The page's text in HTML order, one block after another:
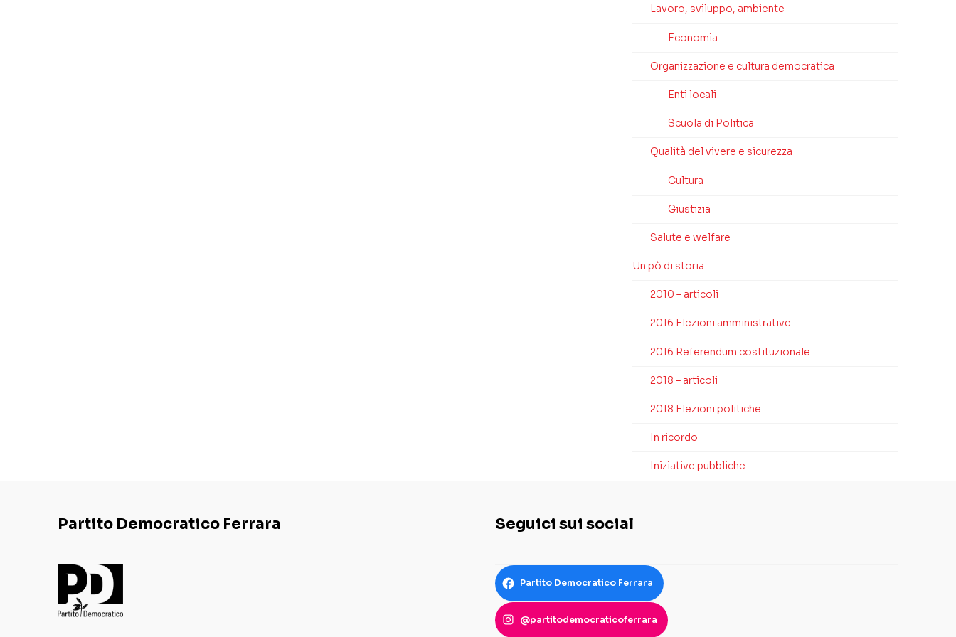
Lavoro, sviluppo, ambiente
Economia
Organizzazione e cultura democratica
Enti locali
Scuola di Politica
Qualità del vivere e sicurezza
Cultura
Giustizia
Salute e welfare
Un pò di storia
2010 – articoli
2016 Elezioni amministrative
2016 Referendum costituzionale
2018 – articoli
2018 Elezioni politiche
In ricordo
Iniziative pubbliche
Partito Democratico Ferrara Seguici sui social
Partito Democratico Ferrara
@partitodemocraticoferrara